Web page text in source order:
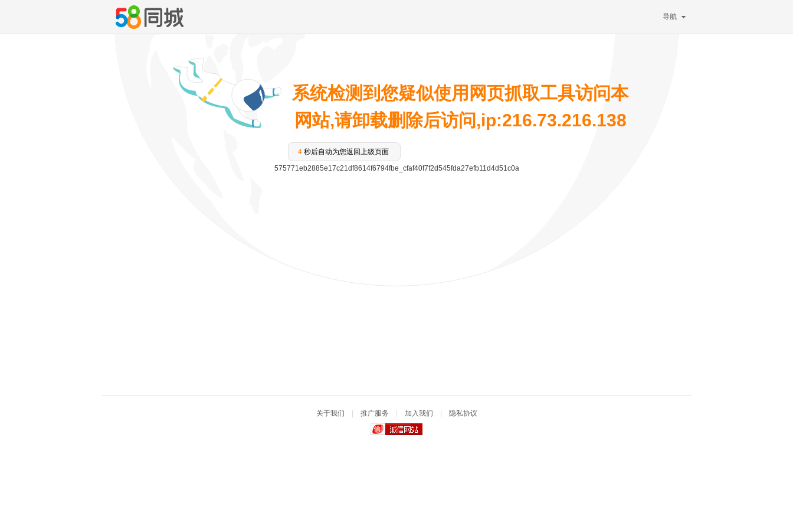
导航
系统检测到您疑似使用网页抓取工具访问本
网站,请卸载删除后访问,ip:216.73.216.138
4 秒后自动为您返回上级页面
575771eb2885e17c21df8614f6794fbe_cfaf40f7f2d545fda27efb11d4d51c0a
关于我们 推广服务 加入我们 隐私协议